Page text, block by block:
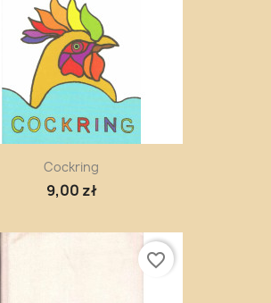
Cockring
9,00 zł
favorite_border